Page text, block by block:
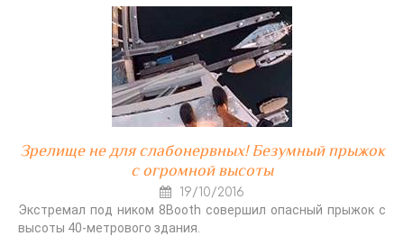
Зрелище не для слабонервных! Безумный прыжок
с огромной высоты
19/10/2016
Экстремал под ником 8Booth совершил опасный прыжок с
высоты 40-метрового здания.